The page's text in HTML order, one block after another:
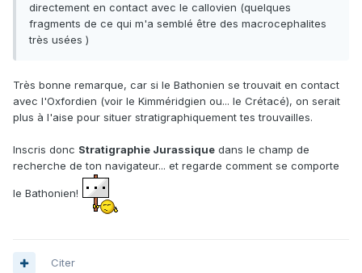
directement en contact avec le callovien (quelques
fragments de ce qui m'a semblé être des macrocephalites
très usées )
Très bonne remarque, car si le Bathonien se trouvait en contact
avec l'Oxfordien (voir le Kimméridgien ou... le Crétacé), on serait
plus à l'aise pour situer stratigraphiquement tes trouvailles.
Inscris donc Stratigraphie Jurassique dans le champ de
recherche de ton navigateur... et regarde comment se comporte
le Bathonien!
Citer